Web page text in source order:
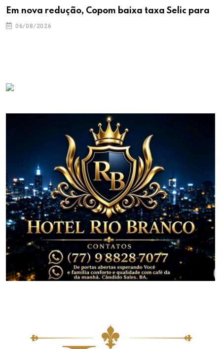
Em nova redução, Copom baixa taxa Selic para
06/08/2026